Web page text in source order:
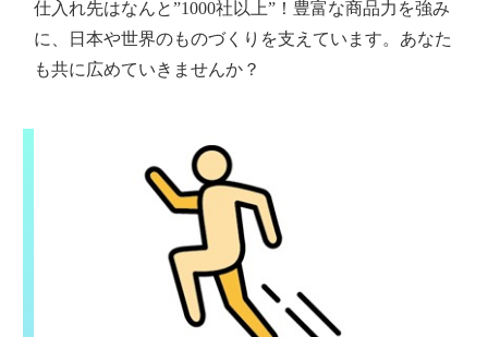
仕入れ先はなんと”1000社以上”！豊富な商品力を強み
に、日本や世界のものづくりを支えています。あなた
も共に広めていきませんか？